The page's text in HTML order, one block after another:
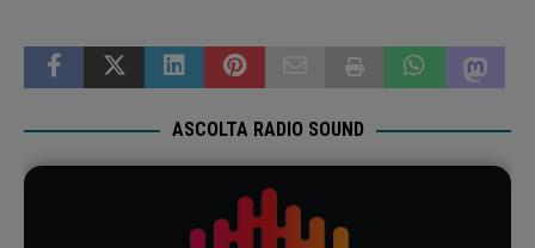
ASCOLTA RADIO SOUND